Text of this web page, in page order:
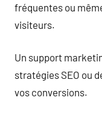
fréquentes ou
visiteurs.
Un support
stratégies SEO ou
vos conversions.